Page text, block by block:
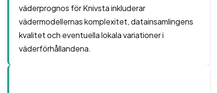
väderprognos för Knivsta inkluderar
vädermodellernas komplexitet, datainsamlingens
kvalitet och eventuella lokala variationer i
väderförhållandena.